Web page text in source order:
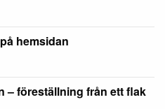
hemsidan
– föreställning från ett flak